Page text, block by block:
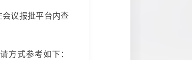
议报批平台内查
方式参考如下：